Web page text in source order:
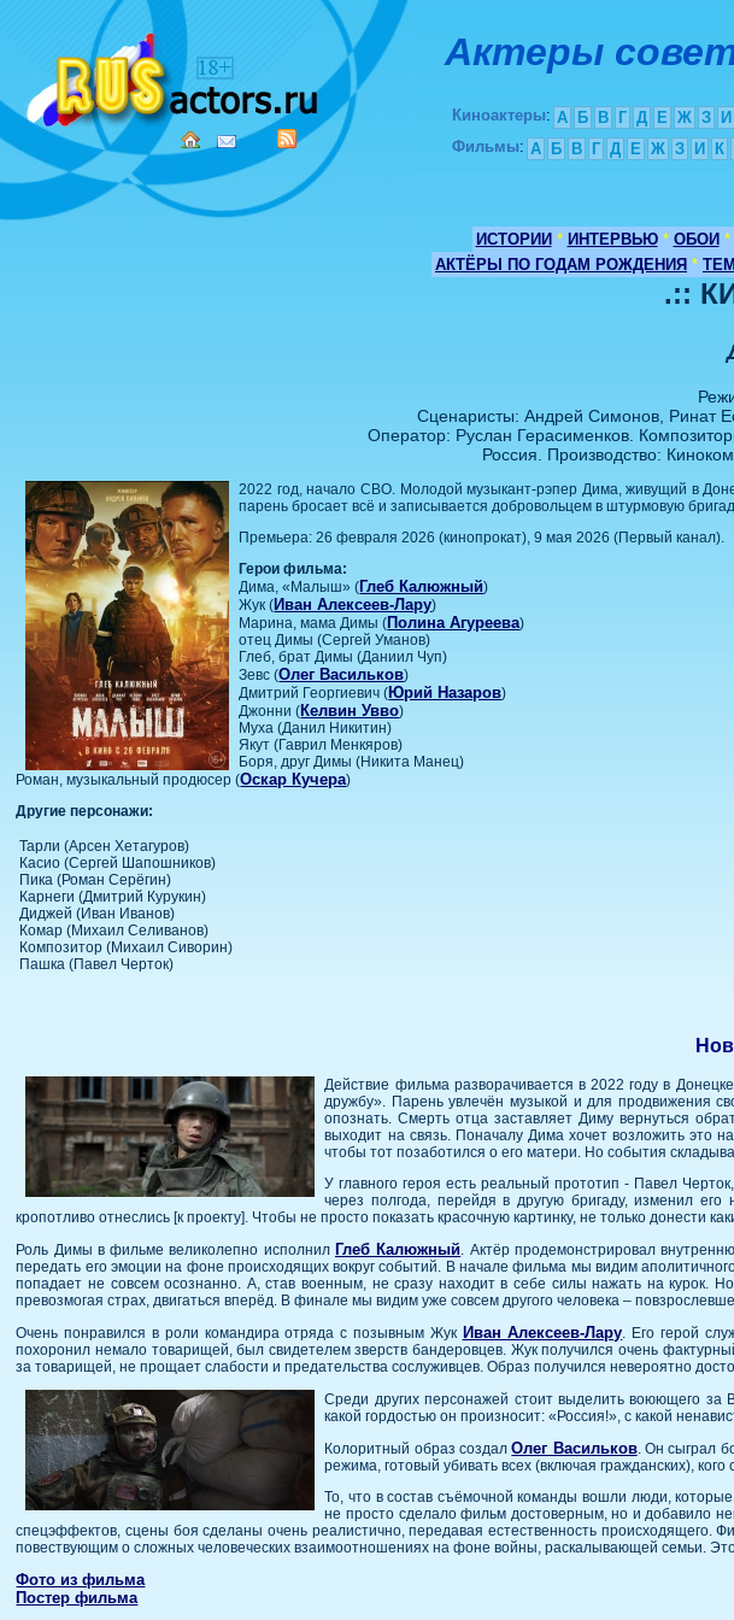
Актеры
Киноактеры: А Б В Г Д Е Ж З И
Фильмы: А Б В Г Д Е Ж З И К
ИСТОРИИ * ИНТЕРВЬЮ * ОБОИ *
АКТЁРЫ ПО ГОДАМ РОЖДЕНИЯ *
.::
Сценаристы: Андрей Симонов, Ринат
Оператор: Руслан Герасименков.
Россия. Производство:
2022 год, начало СВО. Молодой музыкант-рэпер Дима, живущий в
парень бросает всё и записывается добровольцем в штурмовую
Премьера: 26 февраля 2026 (кинопрокат), 9 мая 2026 (Первый канал).
Герои фильма:
Дима, «Малыш» (Глеб Калюжный)
Жук (Иван Алексеев-Лару)
Марина, мама Димы (Полина Агуреева)
отец Димы (Сергей Уманов)
Глеб, брат Димы (Даниил Чуп)
Зевс (Олег Васильков)
Дмитрий Георгиевич (Юрий Назаров)
Джонни (Келвин Увво)
Муха (Данил Никитин)
Якут (Гаврил Менкяров)
Боря, друг Димы (Никита Манец)
Роман, музыкальный продюсер (Оскар Кучера)
Другие персонажи:
Тарли (Арсен Хетагуров)
Касио (Сергей Шапошников)
Пика (Роман Серёгин)
Карнеги (Дмитрий Курукин)
Диджей (Иван Иванов)
Комар (Михаил Селиванов)
Композитор (Михаил Сиворин)
Пашка (Павел Черток)
Действие фильма разворачивается в 2022 году в
дружбу». Парень увлечён музыкой и для продвижения
опознать. Смерть отца заставляет Диму вернуться
выходит на связь. Поначалу Дима хочет возложить это
чтобы тот позаботился о его матери. Но события
У главного героя есть реальный прототип - Павел
через полгода, перейдя в другую бригаду, изменил
кропотливо отнеслись [к проекту]. Чтобы не просто показать красочную картинку, не только
Роль Димы в фильме великолепно исполнил Глеб Калюжный. Актёр продемонстрировал
передать его эмоции на фоне происходящих вокруг событий. В начале фильма мы видим
попадает не совсем осознанно. А, став военным, не сразу находит в себе силы нажать на курок.
превозмогая страх, двигаться вперёд. В финале мы видим уже совсем другого человека –
Очень понравился в роли командира отряда с позывным Жук Иван Алексеев-Лару. Его герой
похоронил немало товарищей, был свидетелем зверств бандеровцев. Жук получился очень
за товарищей, не прощает слабости и предательства сослуживцев. Образ получился невероятно
Среди других персонажей стоит выделить воюющего
какой гордостью он произносит: «Россия!», с какой
Колоритный образ создалОлег Васильков. Он сыграл
режима, готовый убивать всех (включая гражданских),
То, что в состав съёмочной команды вошли люди,
не просто сделало фильм достоверным, но и добавило
спецэффектов, сцены боя сделаны очень реалистично, передавая естественность
повествующим о сложных человеческих взаимоотношениях на фоне войны, раскалывающей семьи. Это
Фото из фильма
Постер фильма